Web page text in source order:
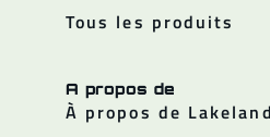
Tous les produits
A propos de
À propos de Lakeland